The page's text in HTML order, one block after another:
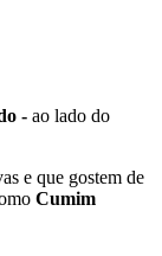
- ao lado do
e que gostem de
Cumim